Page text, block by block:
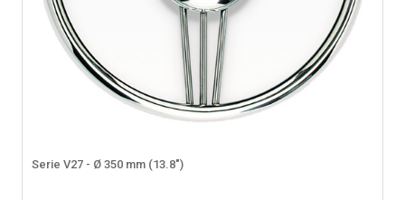
Serie V27 - Ø 350 mm (13.8")